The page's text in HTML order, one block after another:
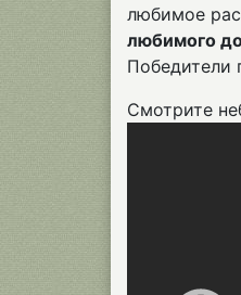
любимое
любимого
Победители
Смотрите